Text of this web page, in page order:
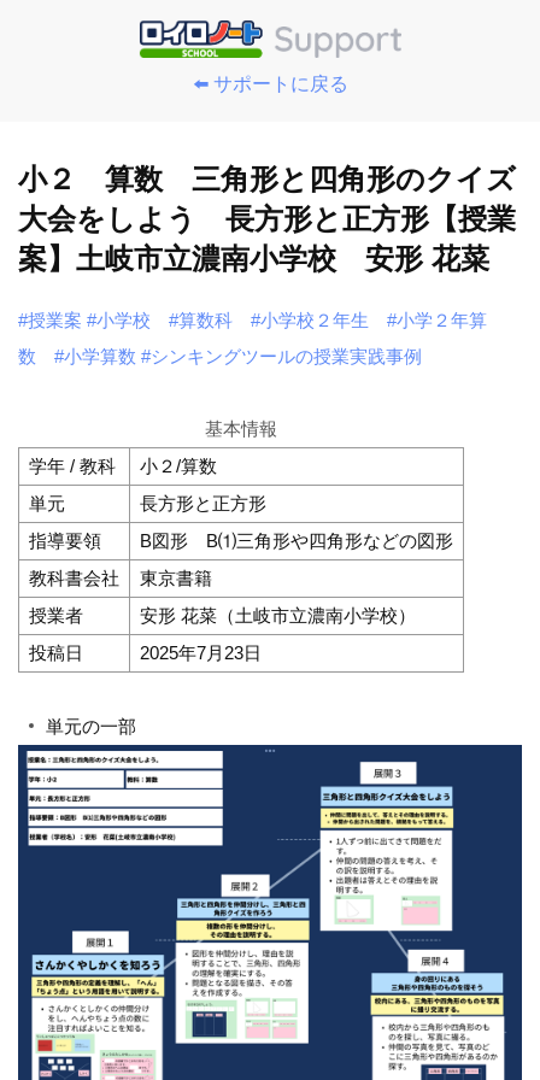
⬅️ サポートに戻る
小２ 算数 三角形と四角形のクイズ
大会をしよう 長方形と正方形【授業
案】土岐市立濃南小学校 安形 花菜
#授業案 #小学校 #算数科 #小学校２年生
#小学２年算
数
#小学算数 #シンキングツールの授業実践事例
基本情報
学年 / 教科
小２/算数
単元
長方形と正方形
指導要領
B図形 B⑴三角形や四角形などの図形
教科書会社
東京書籍
授業者
安形 花菜（土岐市立濃南小学校）
投稿日
2025年7月23日
単元の一部